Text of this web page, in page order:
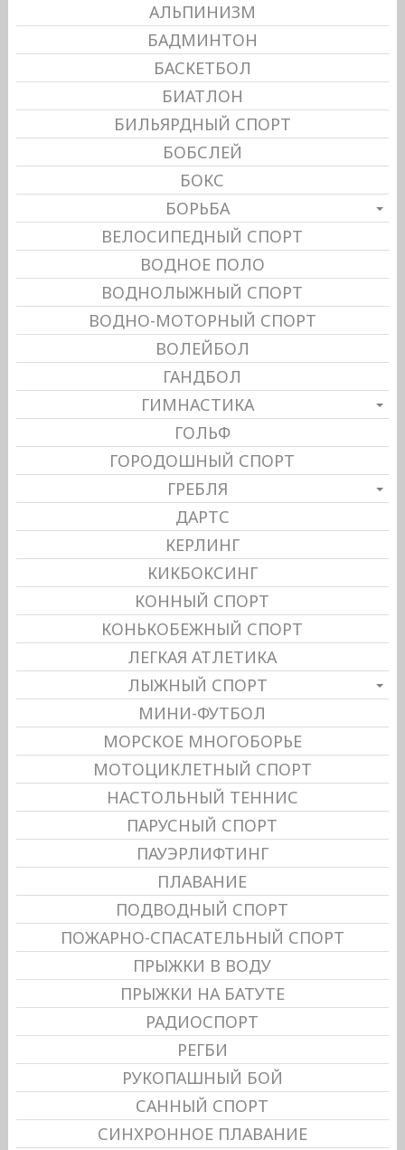
АЛЬПИНИЗМ
БАДМИНТОН
БАСКЕТБОЛ
БИАТЛОН
БИЛЬЯРДНЫЙ СПОРТ
БОБСЛЕЙ
БОКС
БОРЬБА
ВЕЛОСИПЕДНЫЙ СПОРТ
ВОДНОЕ ПОЛО
ВОДНОЛЫЖНЫЙ СПОРТ
ВОДНО-МОТОРНЫЙ СПОРТ
ВОЛЕЙБОЛ
ГАНДБОЛ
ГИМНАСТИКА
ГОЛЬФ
ГОРОДОШНЫЙ СПОРТ
ГРЕБЛЯ
ДАРТС
КЕРЛИНГ
КИКБОКСИНГ
КОННЫЙ СПОРТ
КОНЬКОБЕЖНЫЙ СПОРТ
ЛЕГКАЯ АТЛЕТИКА
ЛЫЖНЫЙ СПОРТ
МИНИ-ФУТБОЛ
МОРСКОЕ МНОГОБОРЬЕ
МОТОЦИКЛЕТНЫЙ СПОРТ
НАСТОЛЬНЫЙ ТЕННИС
ПАРУСНЫЙ СПОРТ
ПАУЭРЛИФТИНГ
ПЛАВАНИЕ
ПОДВОДНЫЙ СПОРТ
ПОЖАРНО-СПАСАТЕЛЬНЫЙ СПОРТ
ПРЫЖКИ В ВОДУ
ПРЫЖКИ НА БАТУТЕ
РАДИОСПОРТ
РЕГБИ
РУКОПАШНЫЙ БОЙ
САННЫЙ СПОРТ
СИНХРОННОЕ ПЛАВАНИЕ